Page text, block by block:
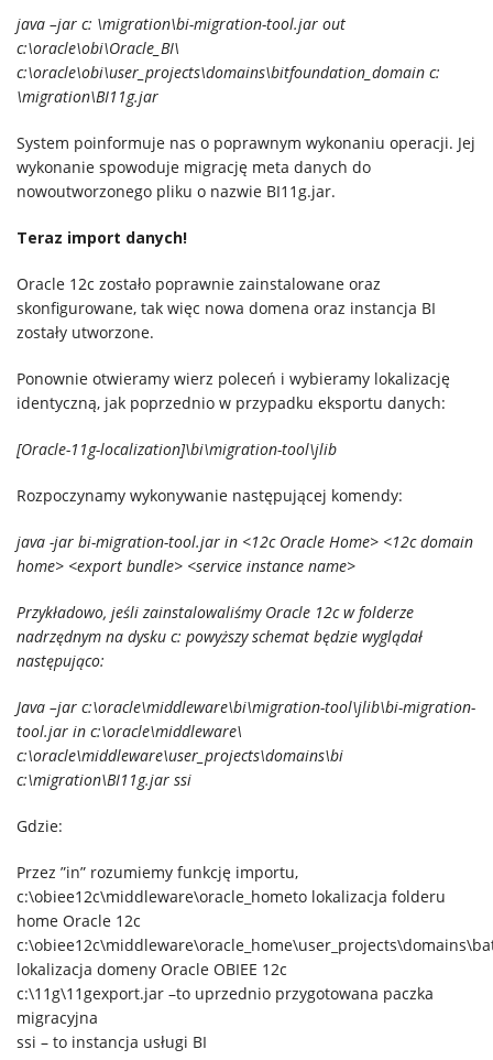
java –jar c: \migration\bi-migration-tool.jar out
c:\oracle\obi\Oracle_BI\
c:\oracle\obi\user_projects\domains\bitfoundation_domain c:
\migration\BI11g.jar
System poinformuje nas o poprawnym wykonaniu operacji. Jej
wykonanie spowoduje migrację meta danych do
nowoutworzonego pliku o nazwie BI11g.jar.
Teraz import danych!
Oracle 12c zostało poprawnie zainstalowane oraz
skonfigurowane, tak więc nowa domena oraz instancja BI
zostały utworzone.
Ponownie otwieramy wierz poleceń i wybieramy lokalizację
identyczną, jak poprzednio w przypadku eksportu danych:
[Oracle-11g-localization]\bi\migration-tool\jlib
Rozpoczynamy wykonywanie następującej komendy:
java -jar bi-migration-tool.jar in <12c Oracle Home> <12c domain
home> <export bundle> <service instance name>
Przykładowo, jeśli zainstalowaliśmy Oracle 12c w folderze
nadrzędnym na dysku c: powyższy schemat będzie wyglądał
następująco:
Java –jar c:\oracle\middleware\bi\migration-tool\jlib\bi-migration-
tool.jar in c:\oracle\middleware\
c:\oracle\middleware\user_projects\domains\bi
c:\migration\BI11g.jar ssi
Gdzie:
Przez ”in” rozumiemy funkcję importu,
c:\obiee12c\middleware\oracle_hometo lokalizacja folderu
home Oracle 12c
lokalizacja domeny Oracle OBIEE 12c
c:\11g\11gexport.jar –to uprzednio przygotowana paczka
migracyjna
ssi – to instancja usługi BI